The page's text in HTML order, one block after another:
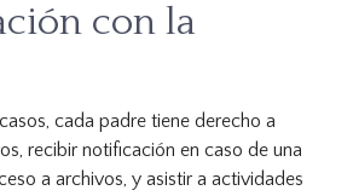
con la
cada padre tiene derecho a
recibir notificación en caso de una
a archivos, y asistir a actividades